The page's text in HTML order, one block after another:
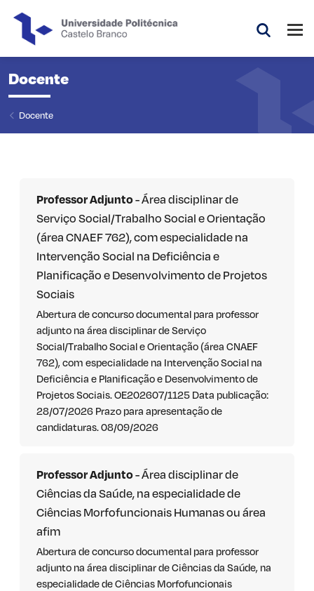
Docente
Docente
Professor Adjunto- Área disciplinar de
Serviço Social/Trabalho Social e Orientação
(área CNAEF 762), com especialidade na
Intervenção Social na Deficiência e
Planificação e Desenvolvimento de Projetos
Sociais
Abertura de concurso documental para professor
adjunto na área disciplinar de Serviço
Social/Trabalho Social e Orientação (área CNAEF
762), com especialidade na Intervenção Social na
Deficiência e Planificação e Desenvolvimento de
Projetos Sociais. OE202607/1125 Data publicação:
28/07/2026 Prazo para apresentação de
candidaturas. 08/09/2026
Professor Adjunto- Área disciplinar de
Ciências da Saúde, na especialidade de
Ciências Morfofuncionais Humanas ou área
afim
Abertura de concurso documental para professor
adjunto na área disciplinar de Ciências da Saúde, na
especialidade de Ciências Morfofuncionais